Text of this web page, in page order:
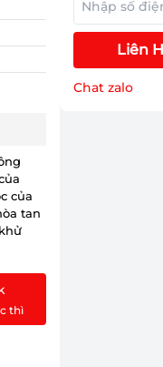
của
tan
thì
Liên
Chat zalo